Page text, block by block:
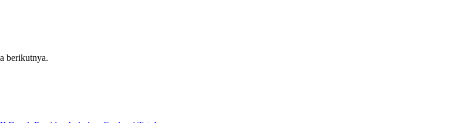
berikutnya.